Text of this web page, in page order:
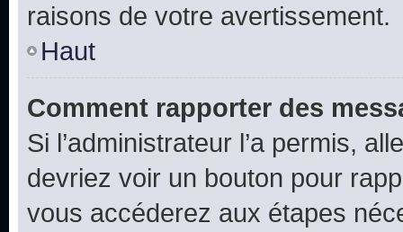
raisons de votre avertissement.
Haut
Comment rapporter des
Si l’administrateur l’a permis,
devriez voir un bouton pour
vous accéderez aux étapes